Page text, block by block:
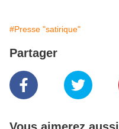
#Presse "satirique"
Partager